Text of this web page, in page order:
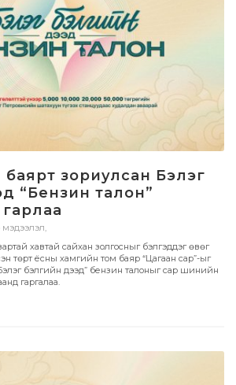
зориулсан Бэлэг
“Бензин талон”
,
хавтай сайхан золгосныг бэлгэддэг өвөг
төрт ёсны хамгийн том баяр “Цагаан сар”-ыг
бэлгийн дээд” бензин талоныг сар шинийн
гаргалаа.